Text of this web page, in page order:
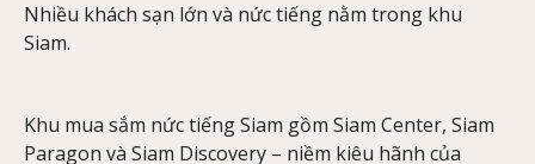
Nhiều khách sạn lớn và nức tiếng nằm trong khu
Siam.
Khu mua sắm nức tiếng Siam gồm Siam Center, Siam
Paragon và Siam Discovery – niềm kiêu hãnh của